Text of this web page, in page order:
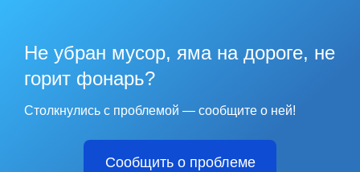
Не убран мусор, яма на дороге, не
горит фонарь?
Столкнулись с проблемой — сообщите о ней!
Сообщить о проблеме